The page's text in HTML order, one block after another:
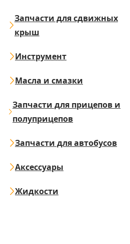
Запчасти для сдвижных
крыш
Инструмент
Масла и смазки
Запчасти для прицепов и
полуприцепов
Запчасти для автобусов
Аксессуары
Жидкости